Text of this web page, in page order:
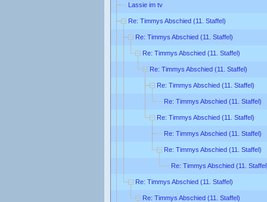
Lassie im tv
Re: Timmys Abschied (11. Staffel)
Re: Timmys Abschied (11. Staffel)
Re: Timmys Abschied (11. Staffel)
Re: Timmys Abschied (11. Staffel)
Re: Timmys Abschied (11. Staffel)
Re: Timmys Abschied (11. Staffel)
Re: Timmys Abschied (11. Staffel)
Re: Timmys Abschied (11. Staffel)
Re: Timmys Abschied (11. Staffel)
Re: Timmys Abschied (11.
Re: Timmys Abschied (11. Staffel)
Re: Timmys Abschied (11. Staffel)